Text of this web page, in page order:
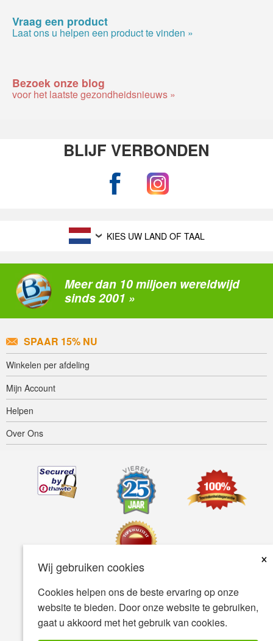
Wij gebruiken cookies
×
Cookies helpen ons de beste ervaring op onze
website te bieden. Door onze website te gebruiken,
gaat u akkoord met het gebruik van cookies.
Vraag een product
Laat ons u helpen een product te vinden »
Bezoek onze blog
voor het laatste gezondheidsnieuws »
BLIJF VERBONDEN
KIES UW LAND OF TAAL
Meer dan 10 miljoen wereldwijd
sinds 2001 »
SPAAR 15% NU
Winkelen per afdeling
Mijn Account
Helpen
Over Ons
Toegankelijkheid Gebruiksvoorwaarden Privacybeleid